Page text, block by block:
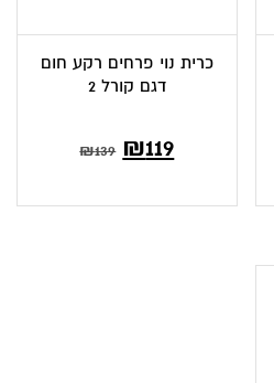
כרית נוי פרחים רקע חום
דגם קורל 2
₪139 ₪119